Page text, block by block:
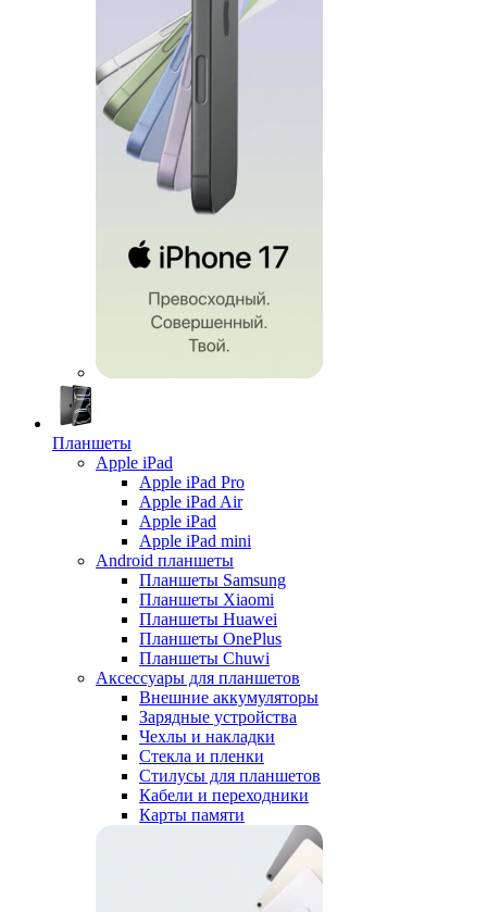
Планшеты
Apple iPad
Apple iPad Pro
Apple iPad Air
Apple iPad
Apple iPad mini
Android планшеты
Планшеты Samsung
Планшеты Xiaomi
Планшеты Huawei
Планшеты OnePlus
Планшеты Chuwi
Аксессуары для планшетов
Внешние аккумуляторы
Зарядные устройства
Чехлы и накладки
Стекла и пленки
Стилусы для планшетов
Кабели и переходники
Карты памяти